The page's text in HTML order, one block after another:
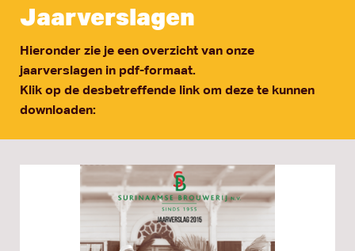
Jaarverslagen
Hieronder zie je een overzicht van onze
jaarverslagen in pdf-formaat.
Klik op de desbetreffende link om deze te kunnen
downloaden: